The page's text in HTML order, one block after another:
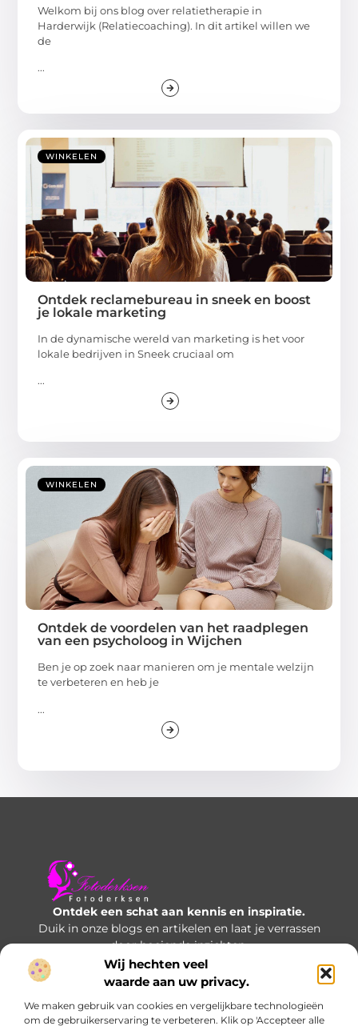
Wij hechten veel
waarde aan uw privacy.
We maken gebruik van cookies en vergelijkbare technologieën
om de gebruikerservaring te verbeteren. Klik op 'Accepteer alle
Welkom bij ons blog over relatietherapie in
Harderwijk (Relatiecoaching). In dit artikel willen we
de
...
WINKELEN
Ontdek reclamebureau in sneek en boost
je lokale marketing
In de dynamische wereld van marketing is het voor
lokale bedrijven in Sneek cruciaal om
...
WINKELEN
Ontdek de voordelen van het raadplegen
van een psycholoog in Wijchen
Ben je op zoek naar manieren om je mentale welzijn
te verbeteren en heb je
...
Ontdek een schat aan kennis en inspiratie.
Duik in onze blogs en artikelen en laat je verrassen
door boeiende inzichten.
Bericht categorie